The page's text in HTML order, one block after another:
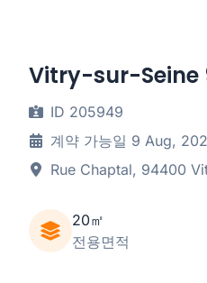
Vitry-sur-Seine
ID 205949
계약 가능일 9 Aug,
Rue Chaptal, 94400
20㎡
전용면적